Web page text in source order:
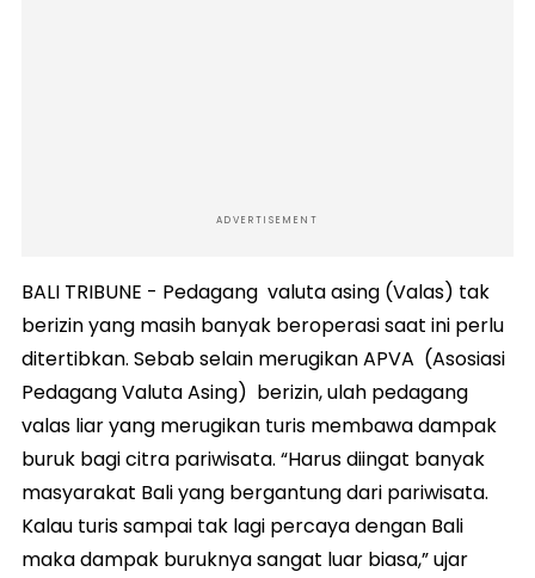
ADVERTISEMENT
BALI TRIBUNE - Pedagang valuta asing (Valas) tak
berizin yang masih banyak beroperasi saat ini perlu
ditertibkan. Sebab selain merugikan APVA (Asosiasi
Pedagang Valuta Asing) berizin, ulah pedagang
valas liar yang merugikan turis membawa dampak
buruk bagi citra pariwisata. “Harus diingat banyak
masyarakat Bali yang bergantung dari pariwisata.
Kalau turis sampai tak lagi percaya dengan Bali
maka dampak buruknya sangat luar biasa,” ujar